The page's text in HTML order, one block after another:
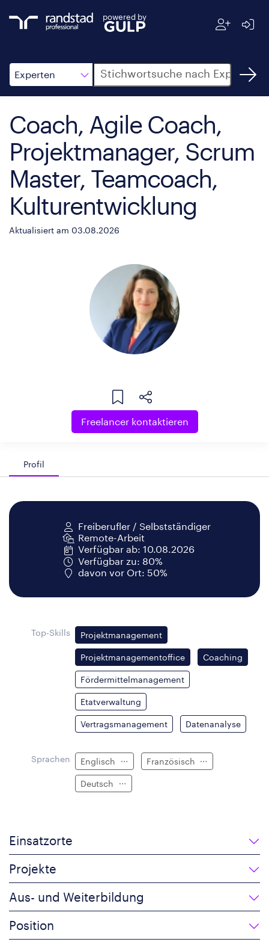
powered by
Experten
Suche
Coach, Agile Coach,
Projektmanager, Scrum
Master, Teamcoach,
Kulturentwicklung
Aktualisiert am 03.08.2026
Freelancer kontaktieren
Profil
Freiberufler / Selbstständiger
Remote-Arbeit
Verfügbar ab: 10.08.2026
Verfügbar zu: 80%
davon vor Ort: 50%
Top-Skills Projektmanagement
Projektmanagementoffice Coaching
Fördermittelmanagement
Etatverwaltung
Vertragsmanagement Datenanalyse
Sprachen Englisch Französisch
Deutsch
Einsatzorte
Projekte
Aus- und Weiterbildung
Position